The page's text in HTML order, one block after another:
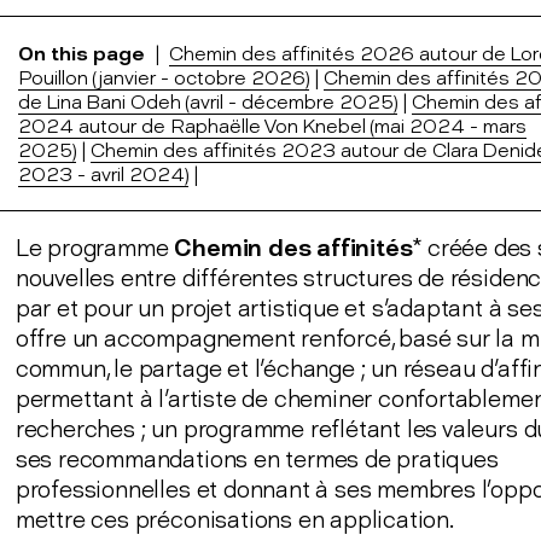
On this page | Chemin des affinités 2026 autour de
Pouillon (janvier - octobre 2026) | Chemin des affinités
de Lina Bani Odeh (avril - décembre 2025) | Chemin des
2024 autour de Raphaëlle Von Knebel (mai 2024 - mars
2025) | Chemin des affinités 2023 autour de Clara
2023 - avril 2024) |
Le programme Chemin des affinités* créée des
nouvelles entre différentes structures de
par et pour un projet artistique et s'adaptant à
offre un accompagnement renforcé, basé sur la
commun, le partage et l'échange ; un réseau
permettant à l'artiste de cheminer
recherches ; un programme reflétant les valeurs
ses recommandations en termes de pratiques
professionnelles et donnant à ses membres
mettre ces préconisations en application.